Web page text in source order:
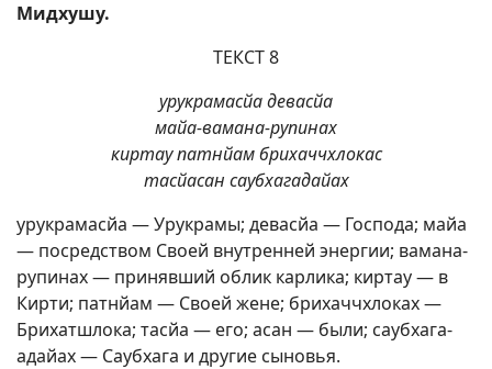
Мидхушу.
ТЕКСТ 8
урукрамасйа девасйа
майа-вамана-рупинах
киртау патнйам брихаччхлокас
тасйасан саубхагадайах
урукрамасйа — Урукрамы; девасйа — Господа; майа
— посредством Своей внутренней энергии; вамана-
рупинах — принявший облик карлика; киртау — в
Кирти; патнйам — Своей жене; брихаччхлоках —
Брихатшлока; тасйа — его; асан — были; саубхага-
адайах — Саубхага и другие сыновья.